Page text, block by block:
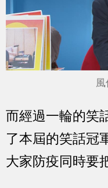
而經過一輪的笑
了本屆的笑話冠
大家防疫同時要